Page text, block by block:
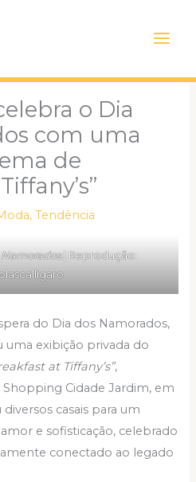
Menu
o Dia
com uma
de
,Tendência
| Reprodução:
do Dia dos Namorados,
uma exibição privada do
at Tiffany’s”,
Cidade Jardim, em
casais para um
e sofisticação, celebrado
conectado ao legado